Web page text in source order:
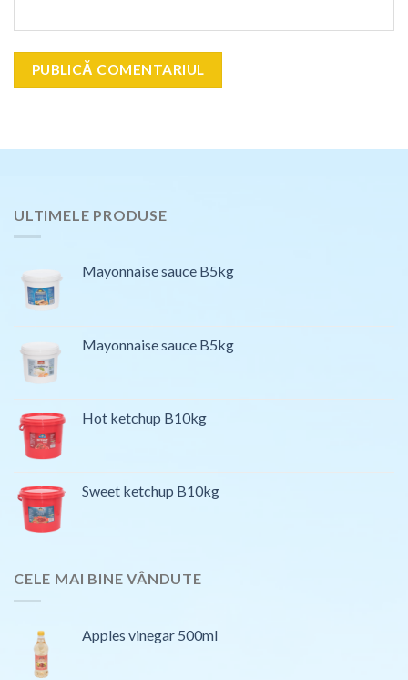
ULTIMELE PRODUSE
Mayonnaise sauce B5kg
Mayonnaise sauce B5kg
Hot ketchup B10kg
Sweet ketchup B10kg
CELE MAI BINE VÂNDUTE
Apples vinegar 500ml